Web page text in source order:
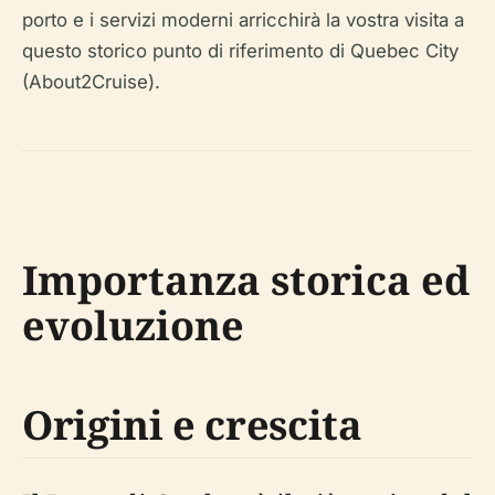
porto e i servizi moderni arricchirà la vostra visita a
questo storico punto di riferimento di Quebec City
(About2Cruise).
Importanza storica ed
evoluzione
Origini e crescita